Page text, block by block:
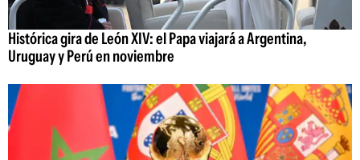
Histórica gira de León XIV: el Papa viajará a Argentina,
Uruguay y Perú en noviembre